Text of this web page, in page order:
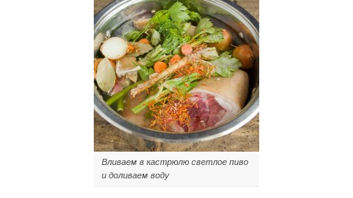
Вливаем в кастрюлю светлое пиво
и доливаем воду